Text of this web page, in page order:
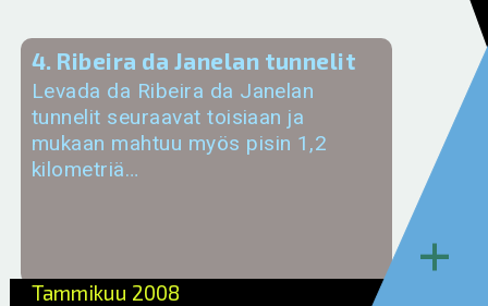
4. Ribeira da Janelan tunnelit
Levada da Ribeira da Janelan
tunnelit seuraavat toisiaan ja
mukaan mahtuu myös pisin 1,2
kilometriä…
Tammikuu 2008
+